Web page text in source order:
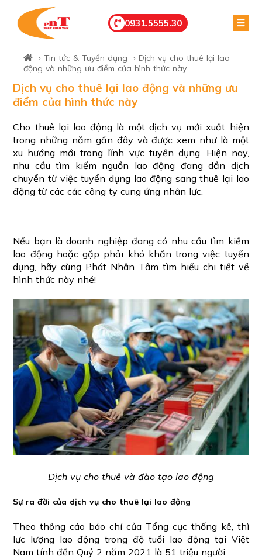
0931.5555.30
›Tin tức & Tuyển dụng
› Dịch vụ cho thuê lại lao
động và những ưu điểm của hình thức này
Dịch vụ cho thuê lại lao động và những ưu
điểm của hình thức này
Cho thuê lại lao động là một dịch vụ mới xuất hiện
trong những năm gần đây và được xem như là một
xu hướng mới trong lĩnh vực tuyển dụng. Hiện nay,
nhu cầu tìm kiếm nguồn lao động đang dần dịch
chuyển từ việc tuyển dụng lao động sang thuê lại lao
động từ các các công ty cung ứng nhân lực.
Nếu bạn là doanh nghiệp đang có nhu cầu tìm kiếm
lao động hoặc gặp phải khó khăn trong việc tuyển
dụng, hãy cùng Phát Nhân Tâm tìm hiểu chi tiết về
hình thức này nhé!
Dịch vụ cho thuê và đào tạo lao động
Sự ra đời của dịch vụ cho thuê lại lao động
Theo thông cáo báo chí của Tổng cục thống kê, thì
lực lượng lao động trong độ tuổi lao động tại Việt
Nam tính đến Quý 2 năm 2021 là 51 triệu người.